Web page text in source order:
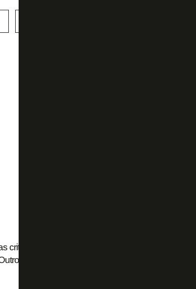
criticam Flamengo e Palmeiras por troca de
dia estávamos falando do John Textor, é a